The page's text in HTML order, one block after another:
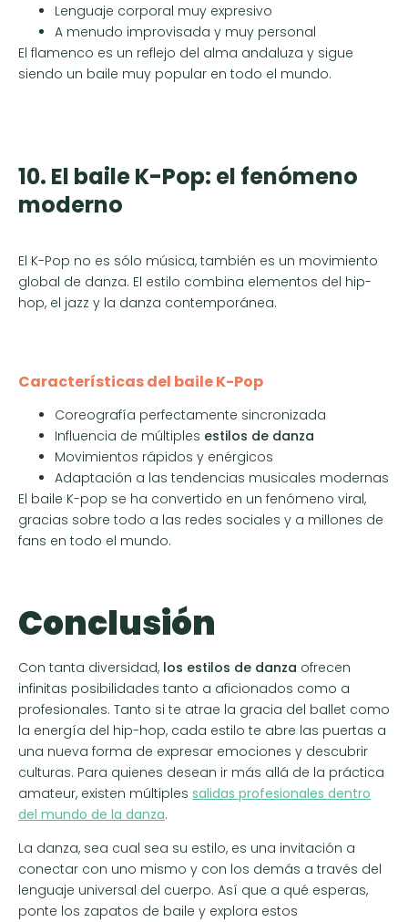
Lenguaje corporal muy expresivo
A menudo improvisada y muy personal
El flamenco es un reflejo del alma andaluza y sigue
siendo un baile muy popular en todo el mundo.
10. El baile K-Pop: el fenómeno
moderno
El K-Pop no es sólo música, también es un movimiento
global de danza. El estilo combina elementos del hip-
hop, el jazz y la danza contemporánea.
Características del baile K-Pop
Coreografía perfectamente sincronizada
Influencia de múltiples estilos de danza
Movimientos rápidos y enérgicos
Adaptación a las tendencias musicales modernas
El baile K-pop se ha convertido en un fenómeno viral,
gracias sobre todo a las redes sociales y a millones de
fans en todo el mundo.
Conclusión
Con tanta diversidad, los estilos de danza ofrecen
infinitas posibilidades tanto a aficionados como a
profesionales. Tanto si te atrae la gracia del ballet como
la energía del hip-hop, cada estilo te abre las puertas a
una nueva forma de expresar emociones y descubrir
culturas. Para quienes desean ir más allá de la práctica
amateur, existen múltiples salidas profesionales dentro
del mundo de la danza.
La danza, sea cual sea su estilo, es una invitación a
conectar con uno mismo y con los demás a través del
lenguaje universal del cuerpo. Así que a qué esperas,
ponte los zapatos de baile y explora estos